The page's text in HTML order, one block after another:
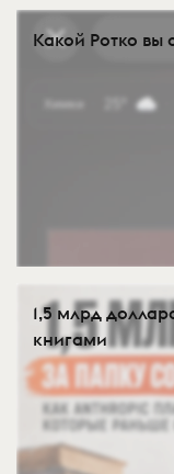
Какой Ротко вы
1,5 млрд
книгами